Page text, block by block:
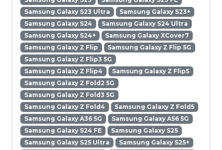
Samsung Galaxy S23 Ultra
Samsung Galaxy S23+
Samsung Galaxy S24
Samsung Galaxy S24 Ultra
Samsung Galaxy S24+
Samsung Galaxy XCover7
Samsung Galaxy Z Flip
Samsung Galaxy Z Flip 5G
Samsung Galaxy Z Flip3 5G
Samsung Galaxy Z Flip4
Samsung Galaxy Z Flip5
Samsung Galaxy Z Fold2 5G
Samsung Galaxy Z Fold3 5G
Samsung Galaxy Z Fold4
Samsung Galaxy Z Fold5
Samsung Galaxy A36 5G
Samsung Galaxy A56 5G
Samsung Galaxy S24 FE
Samsung Galaxy S25
Samsung Galaxy S25 Ultra
Samsung Galaxy S25+